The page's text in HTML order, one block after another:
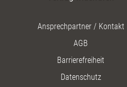
Ansprechpartner / Kontakt
AGB
Barrierefreiheit
Datenschutz